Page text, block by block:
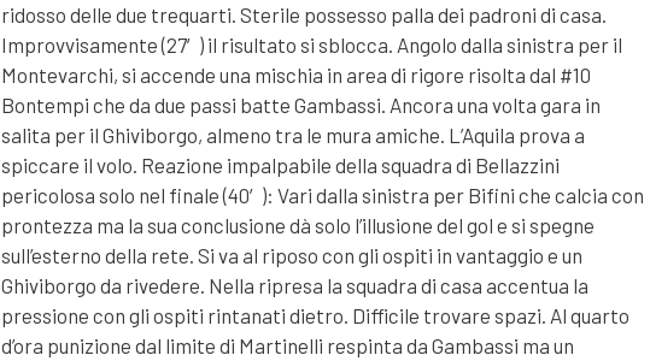
ridosso delle due trequarti. Sterile possesso palla dei padroni di casa.
Improvvisamente (27′) il risultato si sblocca. Angolo dalla sinistra per il
Montevarchi, si accende una mischia in area di rigore risolta dal #10
Bontempi che da due passi batte Gambassi. Ancora una volta gara in
salita per il Ghiviborgo, almeno tra le mura amiche. L’Aquila prova a
spiccare il volo. Reazione impalpabile della squadra di Bellazzini
pericolosa solo nel finale (40′): Vari dalla sinistra per Bifini che calcia con
prontezza ma la sua conclusione dà solo l’illusione del gol e si spegne
sull’esterno della rete. Si va al riposo con gli ospiti in vantaggio e un
Ghiviborgo da rivedere. Nella ripresa la squadra di casa accentua la
pressione con gli ospiti rintanati dietro. Difficile trovare spazi. Al quarto
d’ora punizione dal limite di Martinelli respinta da Gambassi ma un